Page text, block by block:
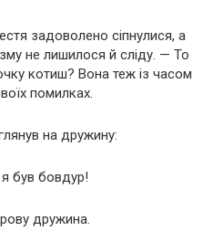
задоволено сіпнулися, а
не лишилося й сліду. — То
котиш? Вона теж із часом
помилках.
на дружину:
був бовдур!
дружина.